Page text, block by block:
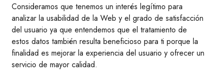
Consideramos que tenemos un interés legítimo para
analizar la usabilidad de la Web y el grado de satisfacción
del usuario ya que entendemos que el tratamiento de
estos datos también resulta beneficioso para ti porque la
finalidad es mejorar la experiencia del usuario y ofrecer un
servicio de mayor calidad.